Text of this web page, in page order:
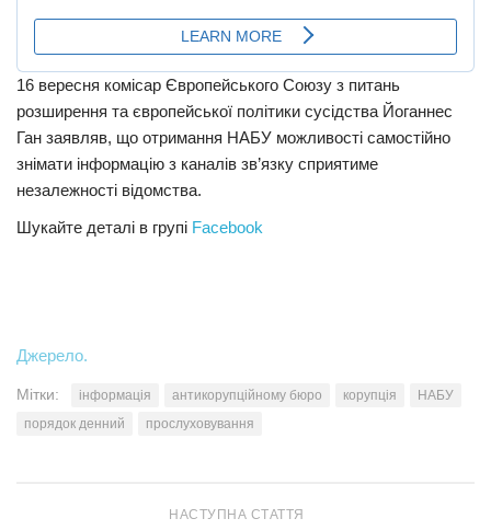
16 вересня комісар Європейського Союзу з питань
розширення та європейської політики сусідства Йоганнес
Ган заявляв, що отримання НАБУ можливості самостійно
знімати інформацію з каналів зв’язку сприятиме
незалежності відомства.
Шукайте деталі в групі Facebook
Джерело.
Мітки: інформація антикорупційному бюро корупція
НАБУ
порядок денний
прослуховування
НАСТУПНА СТАТТЯ